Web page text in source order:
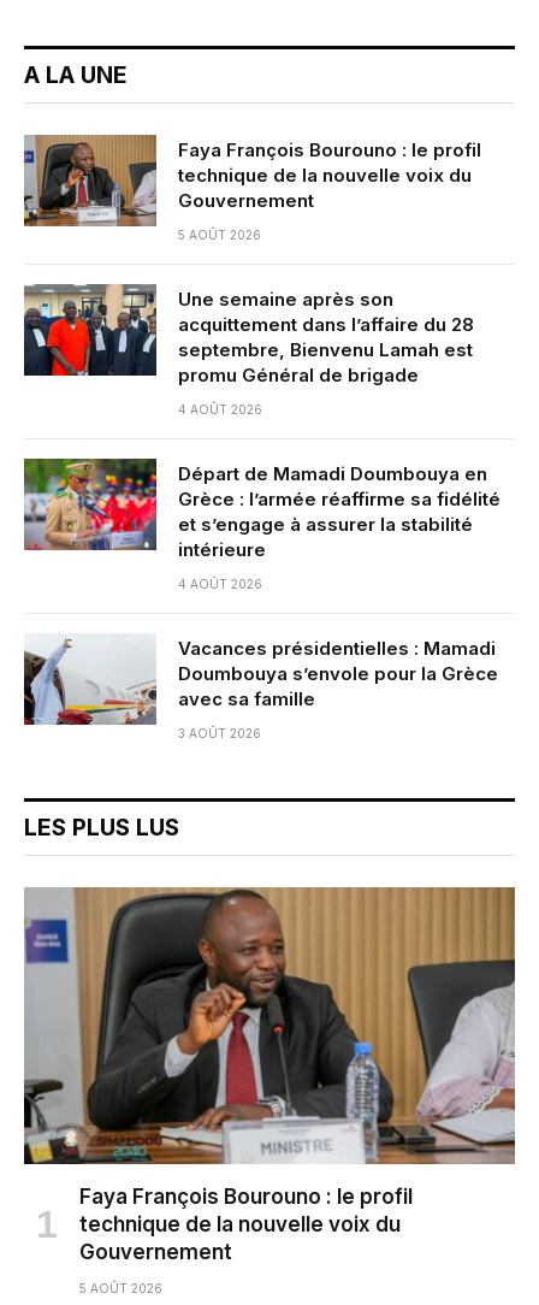
A LA UNE
Faya François Bourouno : le profil
technique de la nouvelle voix du
Gouvernement
5 AOÛT 2026
Une semaine après son
acquittement dans l’affaire du 28
septembre, Bienvenu Lamah est
promu Général de brigade
4 AOÛT 2026
Départ de Mamadi Doumbouya en
Grèce : l’armée réaffirme sa fidélité
et s’engage à assurer la stabilité
intérieure
4 AOÛT 2026
Vacances présidentielles : Mamadi
Doumbouya s’envole pour la Grèce
avec sa famille
3 AOÛT 2026
LES PLUS LUS
Faya François Bourouno : le profil
technique de la nouvelle voix du
Gouvernement
5 AOÛT 2026